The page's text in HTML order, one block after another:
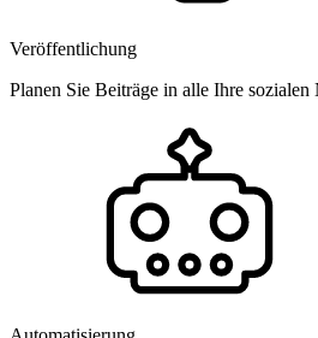
Veröffentlichung
Planen Sie Beiträge in alle Ihre